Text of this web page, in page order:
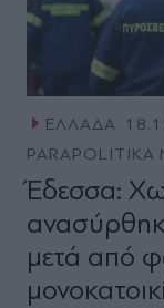
ΕΛΛΑΔΑ
PARAPOLITIKA
Έδεσσα:
μετά από